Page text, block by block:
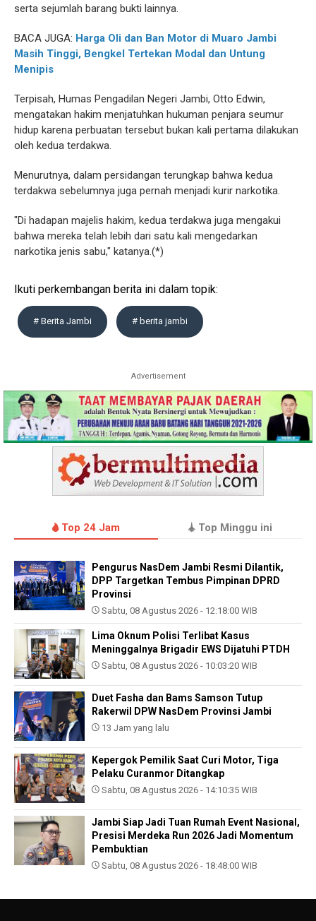
serta sejumlah barang bukti lainnya.
BACA JUGA: Harga Oli dan Ban Motor di Muaro Jambi
Masih Tinggi, Bengkel Tertekan Modal dan Untung
Menipis
Terpisah, Humas Pengadilan Negeri Jambi, Otto Edwin,
mengatakan hakim menjatuhkan hukuman penjara seumur
hidup karena perbuatan tersebut bukan kali pertama dilakukan
oleh kedua terdakwa.
Menurutnya, dalam persidangan terungkap bahwa kedua
terdakwa sebelumnya juga pernah menjadi kurir narkotika.
"Di hadapan majelis hakim, kedua terdakwa juga mengakui
bahwa mereka telah lebih dari satu kali mengedarkan
narkotika jenis sabu," katanya.(*)
Ikuti perkembangan berita ini dalam topik:
# Berita Jambi # berita jambi
Advertisement
Top 24 Jam Top Minggu ini
Pengurus NasDem Jambi Resmi Dilantik,
DPP Targetkan Tembus Pimpinan DPRD
Provinsi
Sabtu, 08 Agustus 2026 - 12:18:00 WIB
Lima Oknum Polisi Terlibat Kasus
Meninggalnya Brigadir EWS Dijatuhi PTDH
Sabtu, 08 Agustus 2026 - 10:03:20 WIB
Duet Fasha dan Bams Samson Tutup
Rakerwil DPW NasDem Provinsi Jambi
13 Jam yang lalu
Kepergok Pemilik Saat Curi Motor, Tiga
Pelaku Curanmor Ditangkap
Sabtu, 08 Agustus 2026 - 14:10:35 WIB
Jambi Siap Jadi Tuan Rumah Event Nasional,
Presisi Merdeka Run 2026 Jadi Momentum
Pembuktian
Sabtu, 08 Agustus 2026 - 18:48:00 WIB